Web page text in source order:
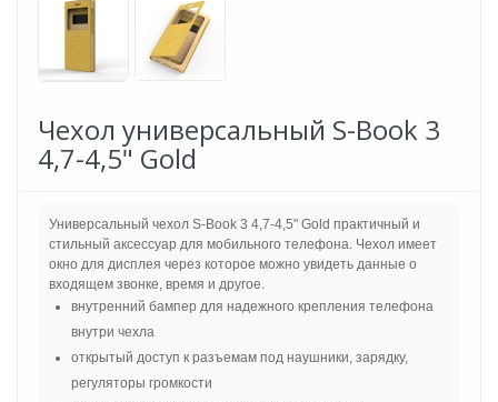
Чехол универсальный S-Book 3
4,7-4,5" Gold
Универсальный чехол S-Book 3 4,7-4,5" Gold практичный и
стильный аксессуар для мобильного телефона. Чехол имеет
окно для дисплея через которое можно увидеть данные о
входящем звонке, время и другое.
внутренний бампер для надежного крепления телефона
внутри чехла
открытый доступ к разъемам под наушники, зарядку,
регуляторы громкости